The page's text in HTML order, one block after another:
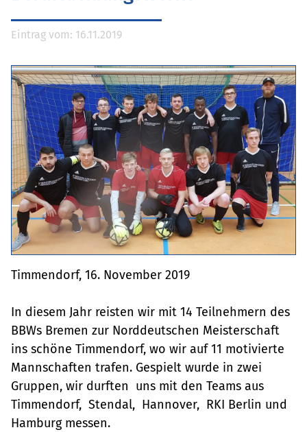
Eintrag vom: 16.11.2019
Timmendorf, 16. November 2019
In diesem Jahr reisten wir mit 14 Teilnehmern des
BBWs Bremen zur Norddeutschen Meisterschaft
ins schöne Timmendorf, wo wir auf 11 motivierte
Mannschaften trafen. Gespielt wurde in zwei
Gruppen, wir durften uns mit den Teams aus
Timmendorf, Stendal, Hannover, RKI Berlin und
Hamburg messen.